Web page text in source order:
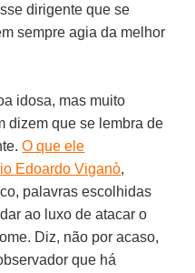
dirigente que se
sempre agia da melhor
idosa, mas muito
dizem que se lembra de
O que ele
Edoardo Viganò,
palavras escolhidas
ao luxo de atacar o
Diz, não por acaso,
que há